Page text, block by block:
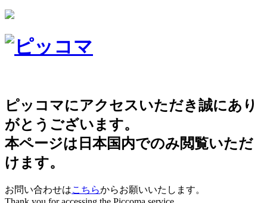
ピッコマにアクセスいただき誠にあり
がとうございます。
本ページは日本国内でのみ閲覧いただ
けます。
お問い合わせはこちらからお願いいたします。